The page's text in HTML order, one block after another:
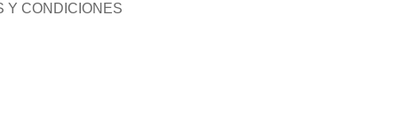
Y CONDICIONES